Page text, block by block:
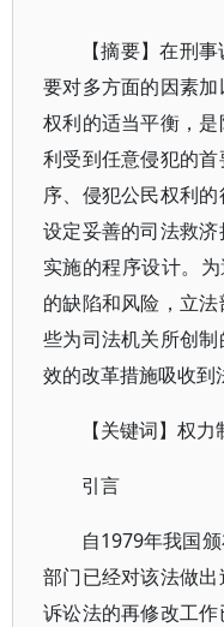
【摘要】在刑
要对多方面的因素
权利的适当平衡，
利受到任意侵犯的
序、侵犯公民权利
设定妥善的司法救
实施的程序设计。
的缺陷和风险，立
些为司法机关所创
效的改革措施吸收到
【关键词】权
引言
自1979年我国
部门已经对该法做
诉讼法的再修改工